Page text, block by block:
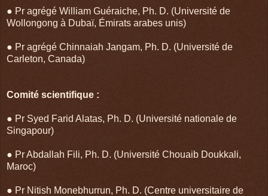
● Pr agrégé William Guéraiche, Ph. D. (Université de
Wollongong à Dubaï, Émirats arabes unis)
● Pr agrégé Chinnaiah Jangam, Ph. D. (Université de
Carleton, Canada)
Comité scientifique :
● Pr Syed Farid Alatas, Ph. D. (Université nationale de
Singapour)
● Pr Abdallah Fili, Ph. D. (Université Chouaib Doukkali,
Maroc)
● Pr Nitish Monebhurrun, Ph. D. (Centre universitaire de